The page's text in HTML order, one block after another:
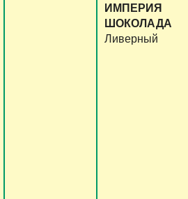
ИМПЕРИЯ
ШОКОЛАДА
Ливерный